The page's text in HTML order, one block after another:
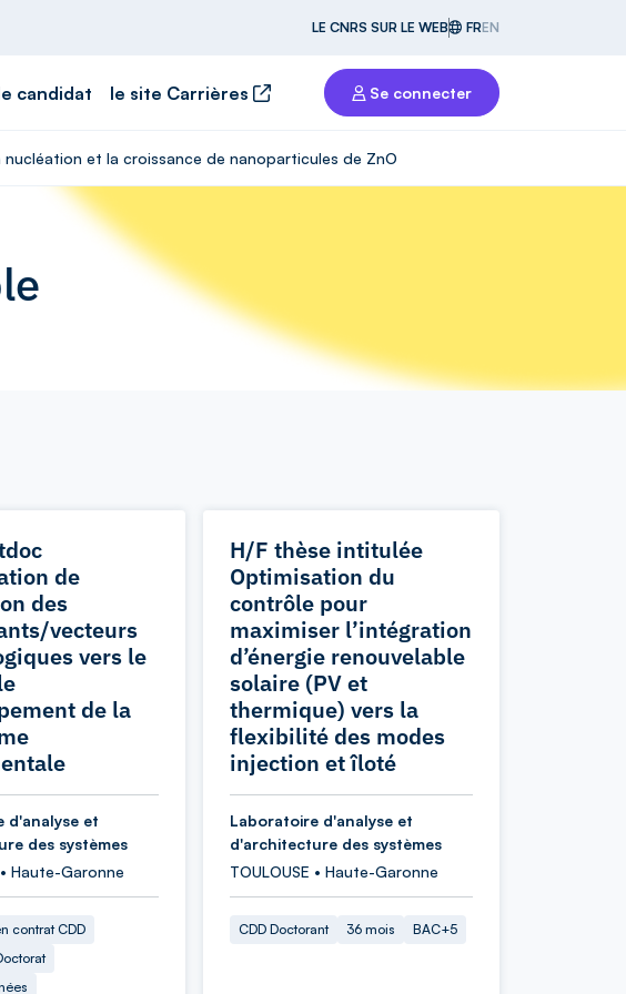
LE CNRS SUR LE WEB FREN
candidat le site Carrières Se connecter
nucléation et la croissance de nanoparticules de ZnO
de
des
vecteurs
vers le
de la
d'analyse et
des systèmes
• Haute-Garonne
contrat CDD
H/F thèse intitulée
Optimisation du
contrôle pour
maximiser l’intégration
d’énergie renouvelable
solaire (PV et
thermique) vers la
flexibilité des modes
injection et îloté
Laboratoire d'analyse et
d'architecture des systèmes
TOULOUSE • Haute-Garonne
CDD Doctorant 36 mois BAC+5